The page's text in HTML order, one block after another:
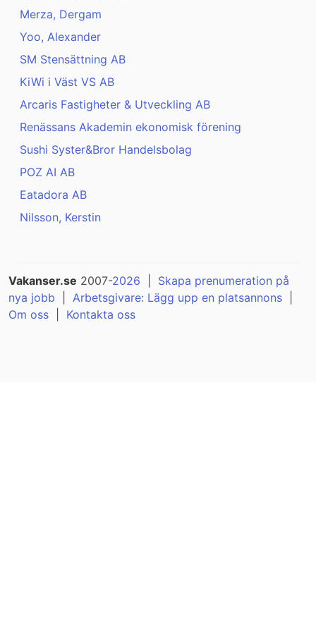
Merza, Dergam
Yoo, Alexander
SM Stensättning AB
KiWi i Väst VS AB
Arcaris Fastigheter & Utveckling AB
Renässans Akademin ekonomisk förening
Sushi Syster&Bror Handelsbolag
POZ AI AB
Eatadora AB
Nilsson, Kerstin
Vakanser.se 2007-2026
Skapa prenumeration på
nya jobb
Arbetsgivare: Lägg upp en platsannons
Om oss
Kontakta oss